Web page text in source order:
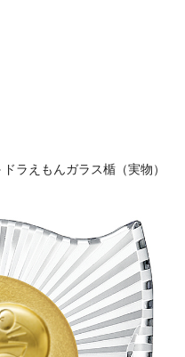
ラえもんガラス楯（実物）